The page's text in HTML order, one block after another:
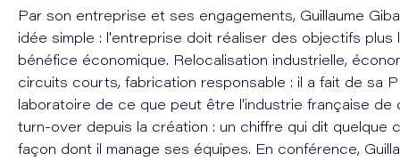
Par son entreprise et ses engagements, Guillaume
idée simple : l'entreprise doit réaliser des objectifs plus
bénéfice économique. Relocalisation industrielle,
circuits courts, fabrication responsable : il a fait de sa
laboratoire de ce que peut être l'industrie française de
turn-over depuis la création : un chiffre qui dit quelque
façon dont il manage ses équipes. En conférence,